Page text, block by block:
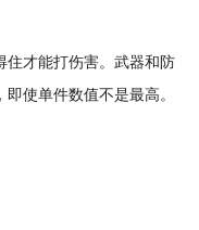
住才能打伤害。武器和防
使单件数值不是最高。